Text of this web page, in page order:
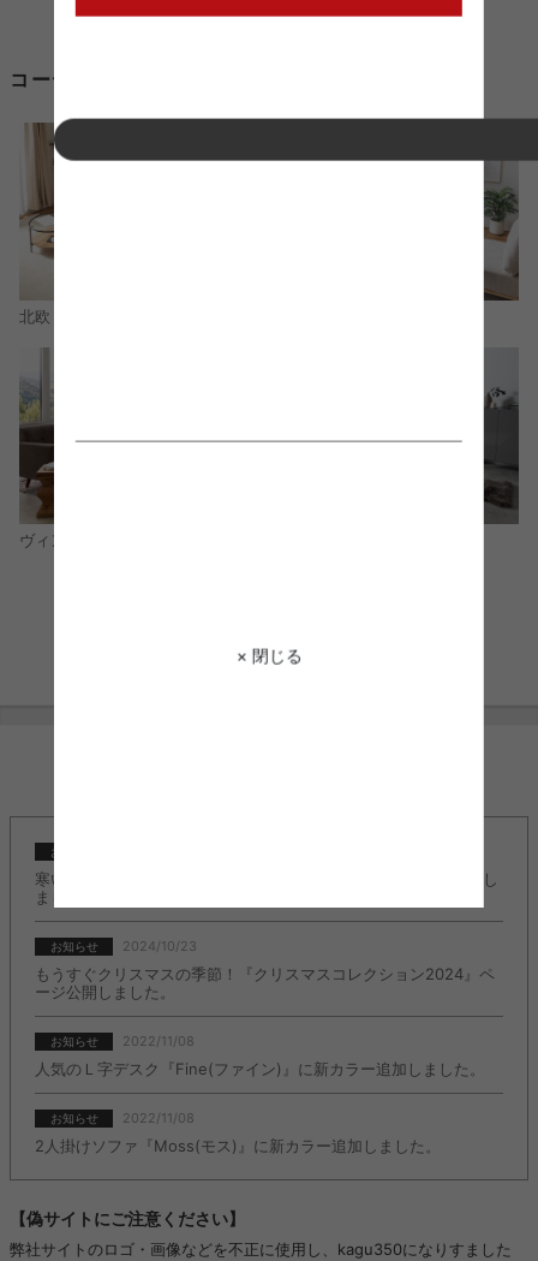
× 閉じる
コーディネートから突っ張り棒 収納を探す
北欧
ヴィンテージ
お知らせ
寒い季節もこたつでぬくぬく快適に♪『こたつ特集』ページ公開し
ました。
お知らせ 2024/10/23
もうすぐクリスマスの季節！『クリスマスコレクション2024』ペ
ージ公開しました。
お知らせ 2022/11/08
人気のＬ字デスク『Fine(ファイン)』に新カラー追加しました。
お知らせ 2022/11/08
2人掛けソファ『Moss(モス)』に新カラー追加しました。
【偽サイトにご注意ください】
弊社サイトのロゴ・画像などを不正に使用し、kagu350になりすました